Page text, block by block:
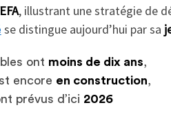
, illustrant une stratégie de
se distingue aujourd’hui par sa
ont moins de dix ans,
encore en construction,
prévus d’ici 2026